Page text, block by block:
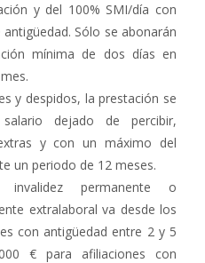
y del 100% SMI/día con
Sólo se abonarán
mínima de dos días en
y despidos, la prestación se
dejado de percibir,
y con un máximo del
un periodo de 12 meses.
permanente o
extralaboral va desde los
con antigüedad entre 2 y 5
€ para afiliaciones con